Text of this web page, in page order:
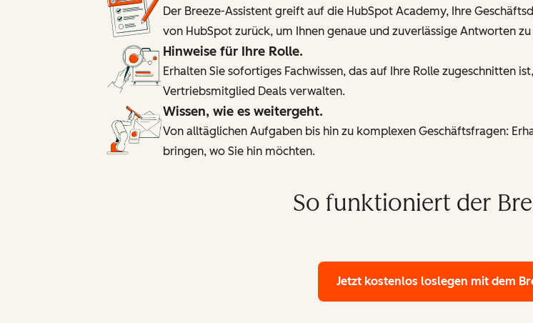
Der Breeze-Assistent greift auf die HubSpot Academy, Ihre
von HubSpot zurück, um Ihnen genaue und zuverlässige Antworten
Hinweise für Ihre Rolle.
Erhalten Sie sofortiges Fachwissen, das auf Ihre Rolle zugeschnitten
Vertriebsmitglied Deals verwalten.
Wissen, wie es weitergeht.
Von alltäglichen Aufgaben bis hin zu komplexen Geschäftsfragen:
bringen, wo Sie hin möchten.
So funktioniert der
Jetzt kostenlos loslegen mit dem